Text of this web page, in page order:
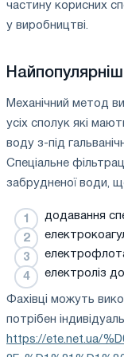
частину корисних
у виробництві.
Механічний метод
усіх сполук які
воду з-під
Спеціальне
забрудненої води,
додавання
електроліз
Фахівці можуть
потрібен
https://ete.net.ua/